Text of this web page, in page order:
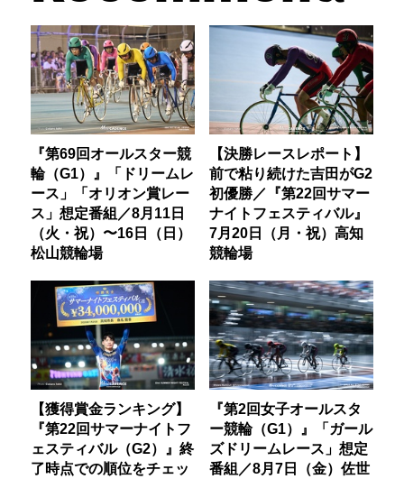
『第69回オールスター競
輪（G1）』「ドリームレ
ース」「オリオン賞レー
ス」想定番組／8月11日
（火・祝）〜16日（日）
松山競輪場
【決勝レースレポート】
前で粘り続けた吉田がG2
初優勝／『第22回サマー
ナイトフェスティバル』
7月20日（月・祝）高知
競輪場
【獲得賞金ランキング】
『第22回サマーナイトフ
ェスティバル（G2）』終
了時点での順位をチェッ
『第2回女子オールスタ
ー競輪（G1）』「ガール
ズドリームレース」想定
番組／8月7日（金）佐世